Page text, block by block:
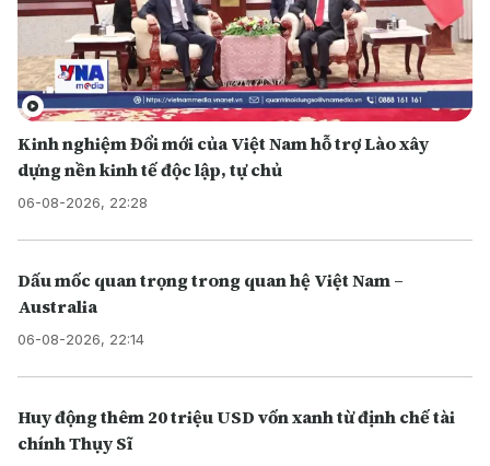
Kinh nghiệm Đổi mới của Việt Nam hỗ trợ Lào xây
dựng nền kinh tế độc lập, tự chủ
06-08-2026, 22:28
Dấu mốc quan trọng trong quan hệ Việt Nam –
Australia
06-08-2026, 22:14
Huy động thêm 20 triệu USD vốn xanh từ định chế tài
chính Thụy Sĩ